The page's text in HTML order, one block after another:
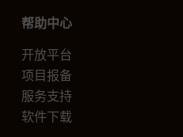
帮助中心
开放平台
项目报备
服务支持
软件下载